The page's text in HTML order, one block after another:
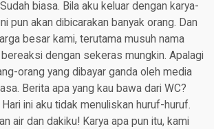
biasa. Bila aku keluar dengan karya-
pun akan dibicarakan banyak orang. Dan
besar kami, terutama musuh nama
dengan sekeras mungkin. Apalagi
orang yang dibayar ganda oleh media
Berita apa yang kau bawa dari WC?
ini aku tidak menuliskan huruf-huruf.
air dan dakiku! Karya apa pun itu, kami